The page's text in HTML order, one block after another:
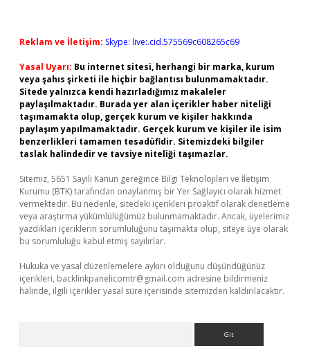
Reklam ve İletişim: Skype: live:.cid.575569c608265c69
Yasal Uyarı: Bu internet sitesi, herhangi bir marka, kurum
veya şahıs şirketi ile hiçbir bağlantısı bulunmamaktadır.
Sitede yalnızca kendi hazırladığımız makaleler
paylaşılmaktadır. Burada yer alan içerikler haber niteliği
taşımamakta olup, gerçek kurum ve kişiler hakkında
paylaşım yapılmamaktadır. Gerçek kurum ve kişiler ile isim
benzerlikleri tamamen tesadüfidir. Sitemizdeki bilgiler
taslak halindedir ve tavsiye niteliği taşımazlar.
Sitemiz, 5651 Sayılı Kanun gereğince Bilgi Teknolojileri ve İletişim
Kurumu (BTK) tarafından onaylanmış bir Yer Sağlayıcı olarak hizmet
vermektedir. Bu nedenle, sitedeki içerikleri proaktif olarak denetleme
veya araştırma yükümlülüğümüz bulunmamaktadır. Ancak, üyelerimiz
yazdıkları içeriklerin sorumluluğunu taşımakta olup, siteye üye olarak
bu sorumluluğu kabul etmiş sayılırlar.
Hukuka ve yasal düzenlemelere aykırı olduğunu düşündüğünüz
içerikleri, backlinkpanelicomtr@gmail.com adresine bildirmeniz
halinde, ilgili içerikler yasal süre içerisinde sitemizden kaldırılacaktır.